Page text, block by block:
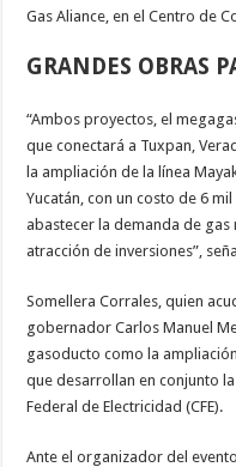
Gas Aliance, en el Centro de
GRANDES OBRAS
“Ambos proyectos, el
que conectará a Tuxpan,
la ampliación de la línea
Yucatán, con un costo de 6
abastecer la demanda de
atracción de inversiones”,
Somellera Corrales, quien
gobernador Carlos Manuel
gasoducto como la
que desarrollan en conjunto
Federal de Electricidad (CFE).
Ante el organizador del